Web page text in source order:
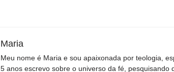
Maria
Meu nome é Maria e sou apaixonada por teologia,
5 anos escrevo sobre o universo da fé, pesquisando